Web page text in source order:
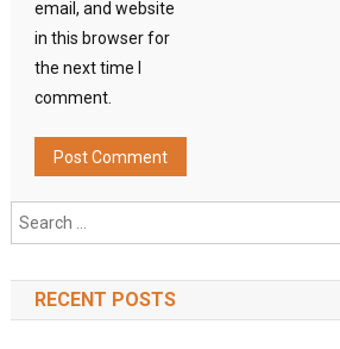
email, and website
in this browser for
the next time I
comment.
RECENT POSTS